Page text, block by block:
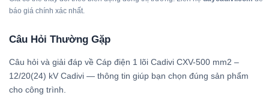
báo giá chính xác nhất.
Câu Hỏi Thường Gặp
Câu hỏi và giải đáp về Cáp điện 1 lõi Cadivi CXV-500 mm2 –
12/20(24) kV Cadivi — thông tin giúp bạn chọn đúng sản phẩm
cho công trình.